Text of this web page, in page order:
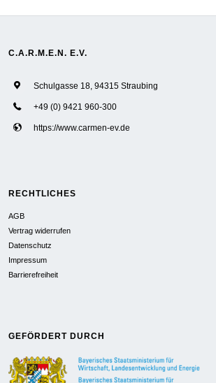
C.A.R.M.E.N. E.V.
Schulgasse 18, 94315 Straubing
+49 (0) 9421 960-300
https://www.carmen-ev.de
RECHTLICHES
AGB
Vertrag widerrufen
Datenschutz
Impressum
Barrierefreiheit
GEFÖRDERT DURCH